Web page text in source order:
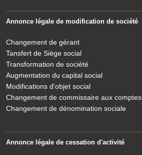
Annonce légale de modification de société
Changement de gérant
Tansfert de Siège social
Transformation de société
Augmentation du capital social
Modifications d'objet social
Changement de commissaire aux comptes
Changement de dénomination sociale
Annonce légale de cessation d'activité